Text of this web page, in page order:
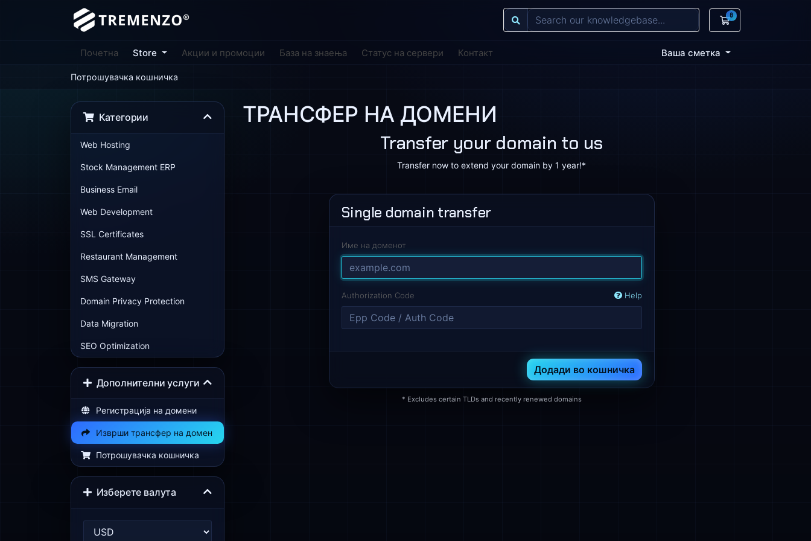
0
Потрошувачка
Почетна Store Акции и промоции База на знаења Статус на сервери Контакт Ваша сметка
Потрошувачка кошничка
Категории
Web Hosting
Stock Management ERP
Business Email
Web Development
SSL Certificates
Restaurant Management
SMS Gateway
Domain Privacy Protection
Data Migration
SEO Optimization
Дополнителни услуги
Регистрација на домени
Изврши трансфер на домен
Потрошувачка кошничка
Изберете валута
ТРАНСФЕР НА ДОМЕНИ
Transfer your domain to us
Transfer now to extend your domain by 1 year!*
Single domain transfer
Име на доменот
Authorization Code Help
Додади во кошничка
* Excludes certain TLDs and recently renewed domains